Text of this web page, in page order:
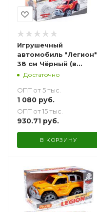
Игрушечный
автомобиль "Легион"
38 см Чёрный (в
коробке)
Достаточно
ОПТ от 5 тыс.
1 080 руб.
ОПТ от 15 тыс.
930.71 руб.
В КОРЗИНУ